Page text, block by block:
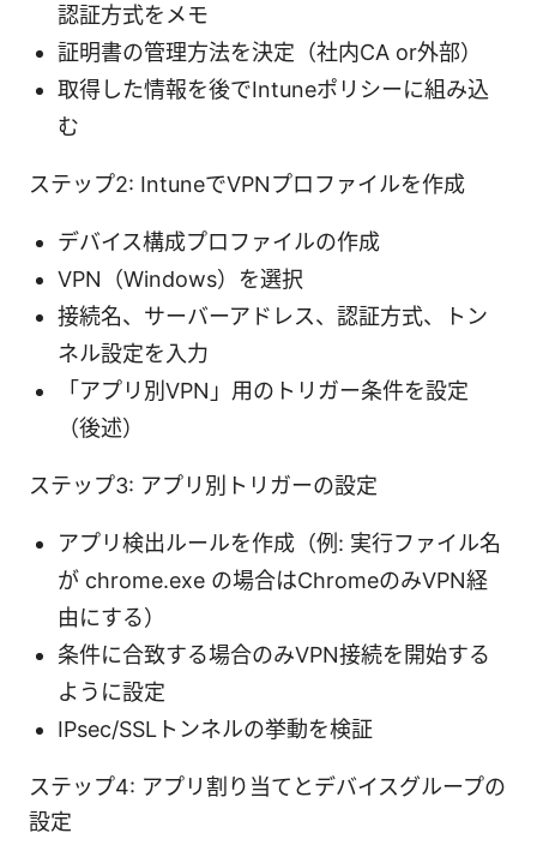
認証方式をメモ
証明書の管理方法を決定（社内CA or外部）
取得した情報を後でIntuneポリシーに組み込
む
ステップ2: IntuneでVPNプロファイルを作成
デバイス構成プロファイルの作成
VPN（Windows）を選択
接続名、サーバーアドレス、認証方式、トン
ネル設定を入力
「アプリ別VPN」用のトリガー条件を設定
（後述）
ステップ3: アプリ別トリガーの設定
アプリ検出ルールを作成（例: 実行ファイル名
が chrome.exe の場合はChromeのみVPN経
由にする）
条件に合致する場合のみVPN接続を開始する
ように設定
IPsec/SSLトンネルの挙動を検証
ステップ4: アプリ割り当てとデバイスグループの
設定